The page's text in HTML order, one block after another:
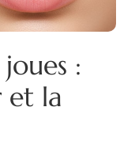
:
et la